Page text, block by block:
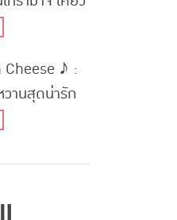
ลาเต้และชีส
♪ :
านสุดน่ารัก
ำหรับฤดูกาล